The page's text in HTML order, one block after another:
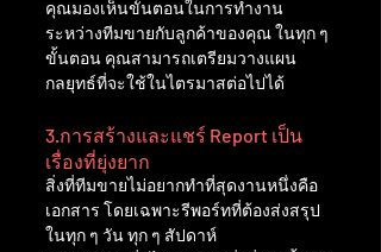
คุณมองเห็นขั้นตอนในการทำงาน
ระหว่างทีมขายกับลูกค้าของคุณ ในทุก ๆ
ขั้นตอน คุณสามารถเตรียมวางแผน
กลยุทธ์ที่จะใช้ในไตรมาสต่อไปได้
3.การสร้างและแชร์ Report เป็น
เรื่องที่ยุ่งยาก
สิ่งที่ทีมขายไม่อยากทำที่สุดงานหนึ่งคือ
เอกสาร โดยเฉพาะรีพอร์ทที่ต้องส่งสรุป
ในทุก ๆ วัน ทุก ๆ สัปดาห์